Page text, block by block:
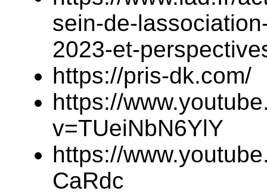
sein-de-
2023-et-
https://pris-dk.com/
https://
v=TUeiNbN6YlY
https://
CaRdc